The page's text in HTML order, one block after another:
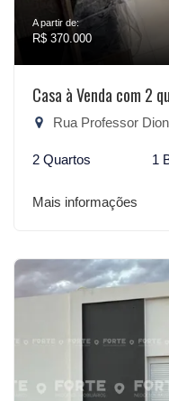
A partir de:
R$ 370.000
Casa à Venda com 2
Rua Professor Dionísio de
2 Quartos 1
Mais informações